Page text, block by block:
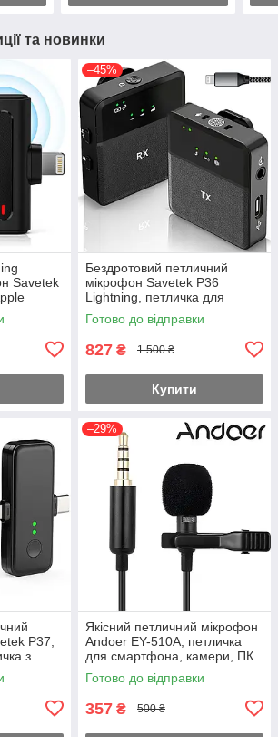
та новинки
Savetek
–45%
Бездротовий петличний
мікрофон Savetek P36
Lightning, петличка для
iPhone та iPad, з
шумозаглушенням,
Готово до відправки
827 ₴ 1 500 ₴
Купити
P37,
з
/
–29%
Якісний петличний мікрофон
Andoer EY-510A, петличка
для смартфона, камери, ПК
Готово до відправки
357 ₴ 500 ₴